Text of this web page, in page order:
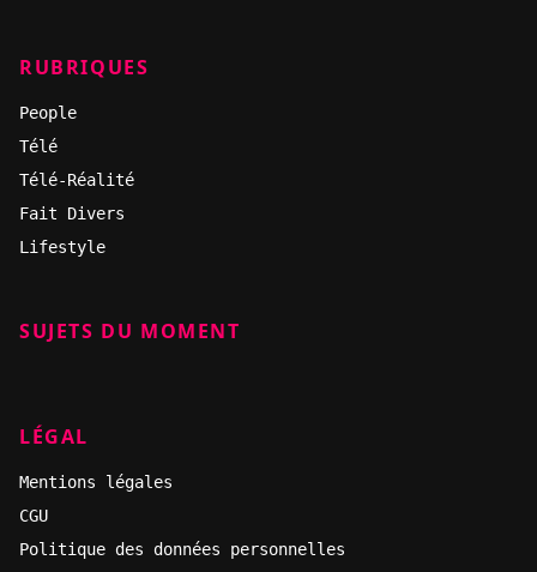
RUBRIQUES
People
Télé
Télé-Réalité
Fait Divers
Lifestyle
SUJETS DU MOMENT
LÉGAL
Mentions légales
CGU
Politique des données personnelles